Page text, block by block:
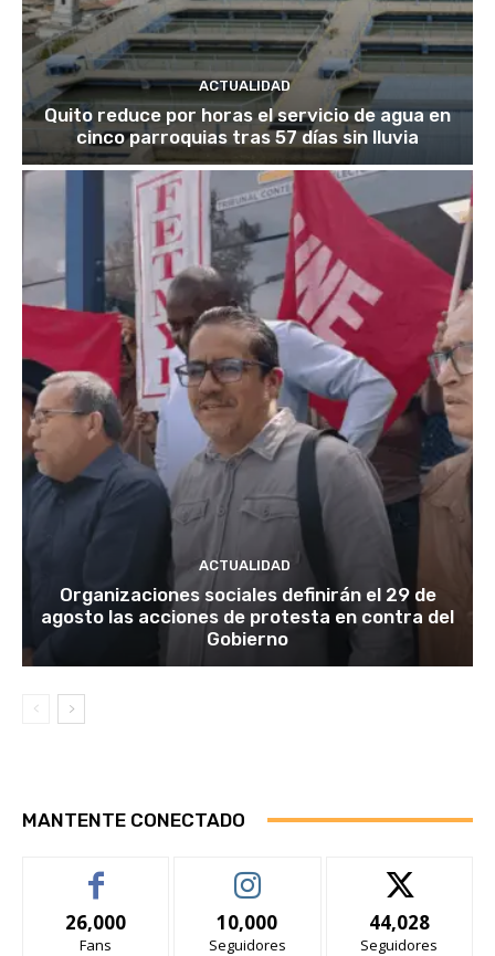
ACTUALIDAD
Quito reduce por horas el servicio de agua en
cinco parroquias tras 57 días sin lluvia
ACTUALIDAD
Organizaciones sociales definirán el 29 de
agosto las acciones de protesta en contra del
Gobierno
MANTENTE CONECTADO
26,000
Fans
10,000
Seguidores
44,028
Seguidores